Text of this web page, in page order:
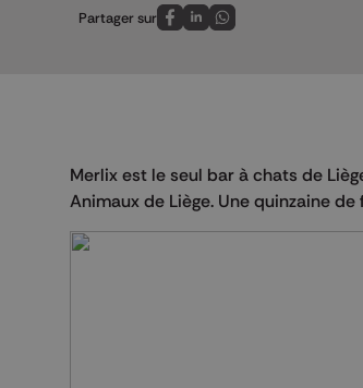
Partager sur
Partagez sur FaceBook
Partagez sur LinkedIn
Partagez sur Whatsapp
Merlix est le seul bar à chats de
Animaux de Liège. Une quinzaine